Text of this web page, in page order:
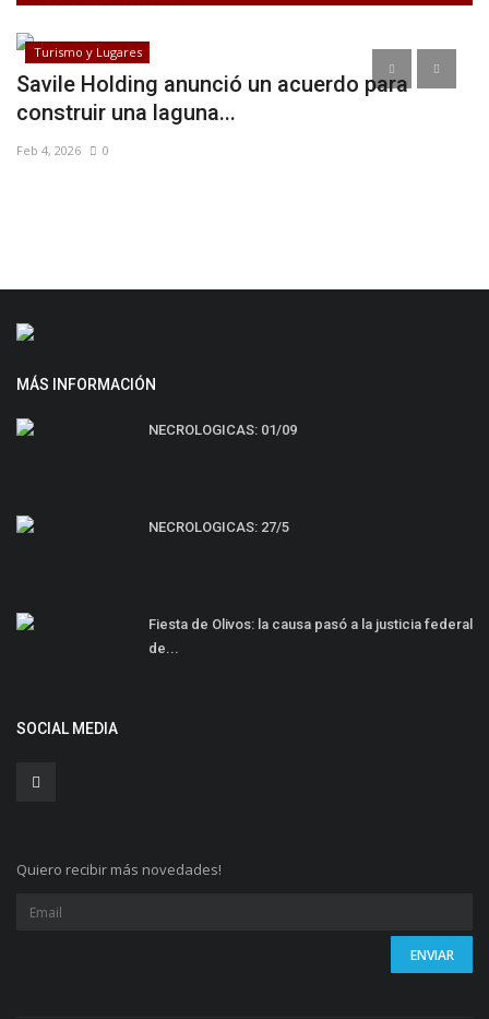
Turismo y Lugares
Savile Holding anunció un acuerdo para
construir una laguna...
Feb 4, 2026 0
MÁS INFORMACIÓN
NECROLOGICAS: 01/09
NECROLOGICAS: 27/5
Fiesta de Olivos: la causa pasó a la justicia federal
de...
SOCIAL MEDIA
Quiero recibir más novedades!